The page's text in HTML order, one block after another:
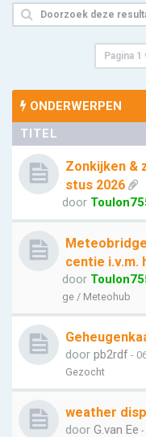
Pagina 1
ONDERWERPEN
TITEL
Zonkijken &
stus 2026
door
centie i.v.m.
door
ge / Meteohub
door pb2rdf -
Gezocht
weather
door G.van Ee